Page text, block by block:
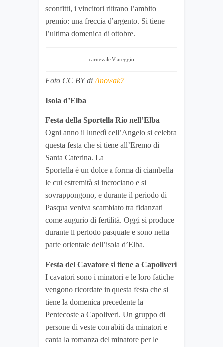
sconfitti, i vincitori ritirano l’ambito
premio: una freccia d’argento. Si tiene
l’ultima domenica di ottobre.
carnevale Viareggio
Foto CC BY di Anowak7
Isola d’Elba
Festa della Sportella Rio nell’Elba
Ogni anno il lunedì dell’Angelo si celebra
questa festa che si tiene all’Eremo di
Santa Caterina. La
Sportella è un dolce a forma di ciambella
le cui estremità si incrociano e si
sovrappongono, e durante il periodo di
Pasqua veniva scambiato tra fidanzati
come augurio di fertilità. Oggi si produce
durante il periodo pasquale e sono nella
parte orientale dell’isola d’Elba.
Festa del Cavatore si tiene a Capoliveri
I cavatori sono i minatori e le loro fatiche
vengono ricordate in questa festa che si
tiene la domenica precedente la
Pentecoste a Capoliveri. Un gruppo di
persone di veste con abiti da minatori e
canta la romanza del minatore per le